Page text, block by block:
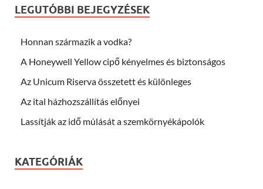
LEGUTÓBBI BEJEGYZÉSEK
Honnan származik a vodka?
A Honeywell Yellow cipő kényelmes és biztonságos
Az Unicum Riserva összetett és különleges
Az ital házhozszállítás előnyei
Lassítják az idő múlását a szemkörnyékápolók
KATEGÓRIÁK